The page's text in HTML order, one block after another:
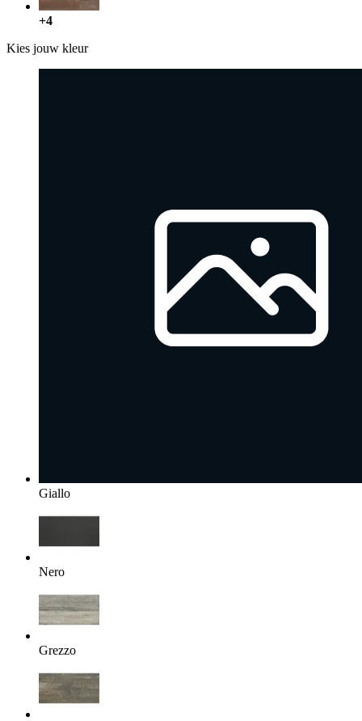
+4
Kies jouw kleur
Giallo
Nero
Grezzo